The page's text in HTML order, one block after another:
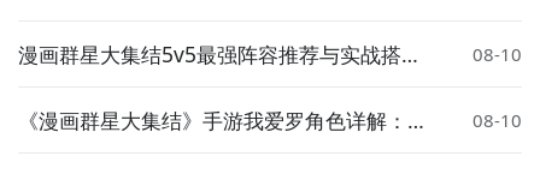
漫画群星大集结5v5最强阵容推荐与实战搭配
08-10
《漫画群星大集结》手游我爱罗角色详解：技
08-10